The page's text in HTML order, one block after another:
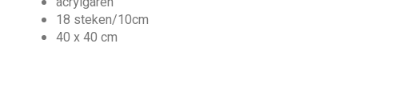
18 steken/10cm
40 x 40 cm